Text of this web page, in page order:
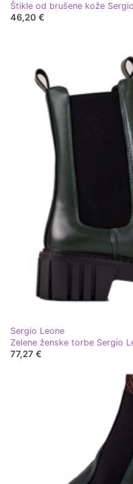
Štikle od brušene kože
46,20 €
Sergio Leone
Zelene ženske torbe Sergio
77,27 €